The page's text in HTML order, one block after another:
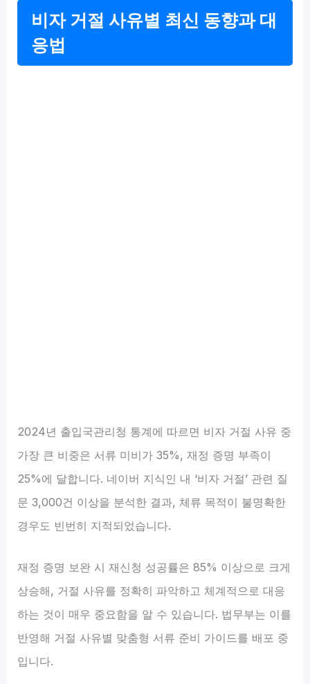
비자 거절 사유별 최신 동향과 대
응법
2024년 출입국관리청 통계에 따르면 비자 거절 사유 중
가장 큰 비중은 서류 미비가 35%, 재정 증명 부족이
25%에 달합니다. 네이버 지식인 내 ‘비자 거절’ 관련 질
문 3,000건 이상을 분석한 결과, 체류 목적이 불명확한
경우도 빈번히 지적되었습니다.
재정 증명 보완 시 재신청 성공률은 85% 이상으로 크게
상승해, 거절 사유를 정확히 파악하고 체계적으로 대응
하는 것이 매우 중요함을 알 수 있습니다. 법무부는 이를
반영해 거절 사유별 맞춤형 서류 준비 가이드를 배포 중
입니다.